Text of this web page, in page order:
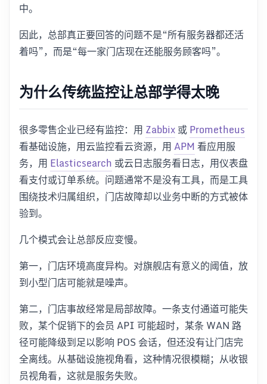
中。
因此，总部真正要回答的问题不是“所有服务器都还活
着吗”，而是“每一家门店现在还能服务顾客吗”。
为什么传统监控让总部学得太晚
很多零售企业已经有监控：用 Zabbix或Prometheus
看基础设施，用云监控看云资源，用APM看应用服
务，用 Elasticsearch 或云日志服务看日志，用仪表盘
看支付或订单系统。问题通常不是没有工具，而是工具
围绕技术归属组织，门店故障却以业务中断的方式被体
验到。
几个模式会让总部反应变慢。
第一，门店环境高度异构。对旗舰店有意义的阈值，放
到小型门店可能就是噪声。
第二，门店事故经常是局部故障。一条支付通道可能失
败，某个促销下的会员 API 可能超时，某条 WAN 路
径可能降级到足以影响 POS 会话，但还没有让门店完
全离线。从基础设施视角看，这种情况很模糊；从收银
员视角看，这就是服务失败。